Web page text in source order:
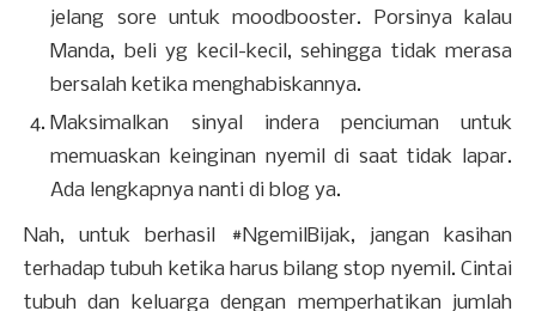
jelang sore untuk moodbooster. Porsinya kalau
Manda, beli yg kecil-kecil, sehingga tidak merasa
bersalah ketika menghabiskannya.
Maksimalkan sinyal indera penciuman untuk
memuaskan keinginan nyemil di saat tidak lapar.
Ada lengkapnya nanti di blog ya.
Nah, untuk berhasil #NgemilBijak, jangan kasihan
terhadap tubuh ketika harus bilang stop nyemil. Cintai
tubuh dan keluarga dengan memperhatikan jumlah